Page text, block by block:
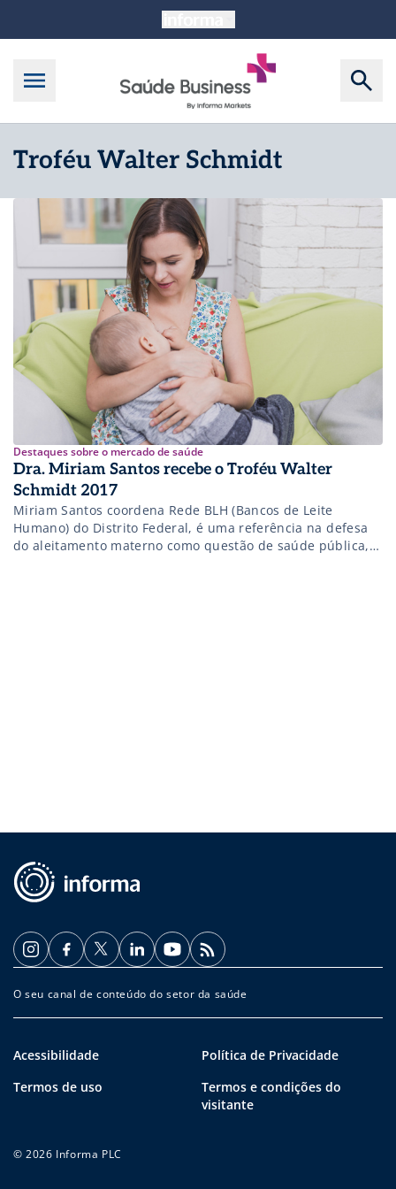
Troféu Walter Schmidt
Destaques sobre o mercado de saúde
Dra. Miriam Santos recebe o Troféu Walter
Schmidt 2017
Miriam Santos coordena Rede BLH (Bancos de Leite
Humano) do Distrito Federal, é uma referência na defesa
do aleitamento materno como questão de saúde pública,
O seu canal de conteúdo do setor da saúde
Acessibilidade
Política de Privacidade
Termos de uso
Termos e condições do
visitante
© 2026 Informa PLC